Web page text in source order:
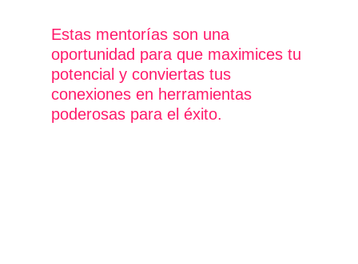
Estas mentorías son una
oportunidad para que maximices tu
potencial y conviertas tus
conexiones en herramientas
poderosas para el éxito.